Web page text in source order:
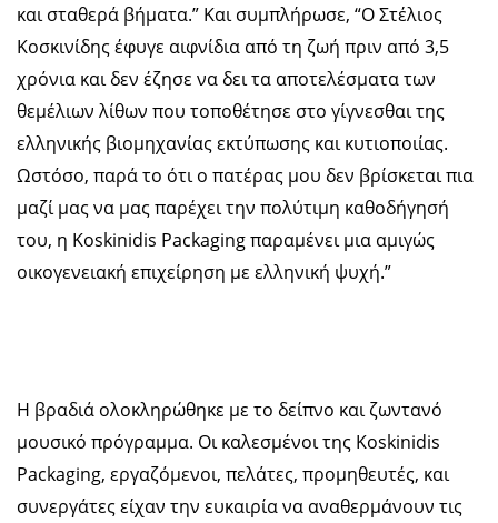
και σταθερά βήματα.” Και συμπλήρωσε, “Ο Στέλιος
Κοσκινίδης έφυγε αιφνίδια από τη ζωή πριν από 3,5
χρόνια και δεν έζησε να δει τα αποτελέσματα των
θεμέλιων λίθων που τοποθέτησε στο γίγνεσθαι της
ελληνικής βιομηχανίας εκτύπωσης και κυτιοποιίας.
Ωστόσο, παρά το ότι ο πατέρας μου δεν βρίσκεται πια
μαζί μας να μας παρέχει την πολύτιμη καθοδήγησή
του, η Koskinidis Packaging παραμένει μια αμιγώς
οικογενειακή επιχείρηση με ελληνική ψυχή.”
Η βραδιά ολοκληρώθηκε με το δείπνο και ζωντανό
μουσικό πρόγραμμα. Οι καλεσμένοι της Koskinidis
Packaging, εργαζόμενοι, πελάτες, προμηθευτές, και
συνεργάτες είχαν την ευκαιρία να αναθερμάνουν τις